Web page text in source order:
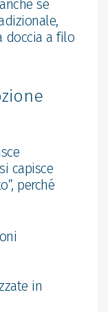
se
doccia a filo
capisce
perché
in